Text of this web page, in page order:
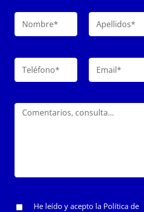
He leído y acepto la Política de